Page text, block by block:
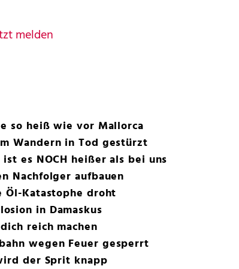
melden
so heiß wie vor Mallorca
Wandern in Tod gestürzt
ist es NOCH heißer als bei uns
Nachfolger aufbauen
Öl-Katastophe droht
in Damaskus
reich machen
wegen Feuer gesperrt
der Sprit knapp